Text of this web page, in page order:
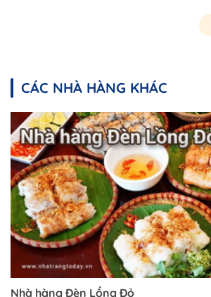
CÁC NHÀ HÀNG KHÁC
Nhà hàng Đèn Lồng Đỏ